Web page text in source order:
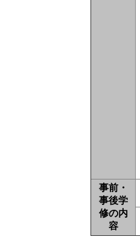
事前・
事後学
修の内
容